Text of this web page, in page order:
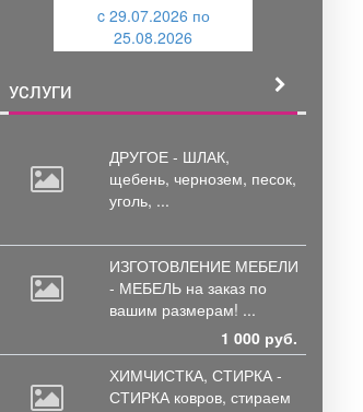
c 29.07.2026 по
25.08.2026
УСЛУГИ
ДРУГОЕ - ШЛАК,
щебень, чернозем, песок,
уголь, ...
ИЗГОТОВЛЕНИЕ МЕБЕЛИ
- МЕБЕЛЬ на заказ по
вашим размерам! ...
1 000 руб.
ХИМЧИСТКА, СТИРКА -
СТИРКА ковров, стираем